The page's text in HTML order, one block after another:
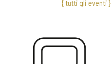
{ tutti gli eventi }